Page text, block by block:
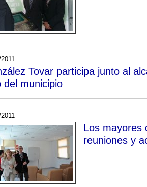
Tovar participa junto al
del municipio
Los mayores
reuniones y